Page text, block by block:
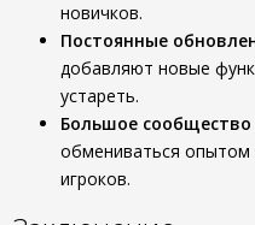
новичков.
Постоянные
добавляют новые
устареть.
Большое сообщество
обмениваться опытом
игроков.